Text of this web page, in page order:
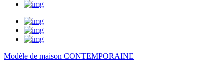
Modèle de maison CONTEMPORAINE